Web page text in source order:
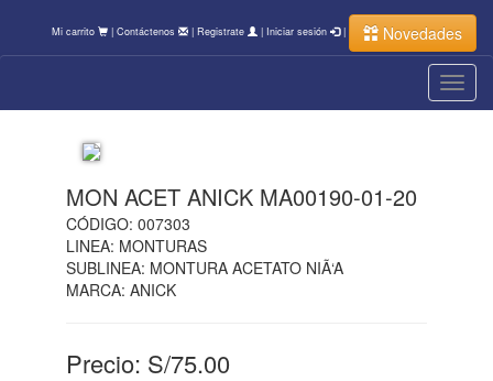
Mi carrito | Contáctenos | Registrate | Iniciar sesión | Novedades
MON ACET ANICK MA00190-01-20
CÓDIGO: 007303
LINEA: MONTURAS
SUBLINEA: MONTURA ACETATO NIÃ‘A
MARCA: ANICK
Precio: S/75.00